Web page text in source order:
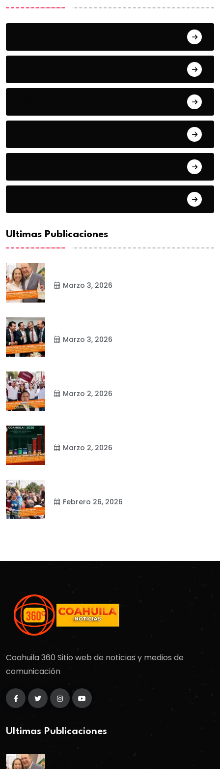
Ultimas Publicaciones
Marzo 3, 2026
Marzo 3, 2026
Marzo 2, 2026
Marzo 2, 2026
Febrero 26, 2026
Coahuila 360 Sitio web de noticias y medios de
comunicación
Ultimas Publicaciones